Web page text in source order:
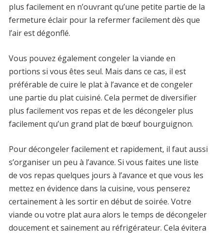
plus facilement en n’ouvrant qu’une petite partie de la
fermeture éclair pour la refermer facilement dès que
l’air est dégonflé.
Vous pouvez également congeler la viande en
portions si vous êtes seul. Mais dans ce cas, il est
préférable de cuire le plat à l’avance et de congeler
une partie du plat cuisiné. Cela permet de diversifier
plus facilement vos repas et de les décongeler plus
facilement qu’un grand plat de bœuf bourguignon.
Pour décongeler facilement et rapidement, il faut aussi
s’organiser un peu à l’avance. Si vous faites une liste
de vos repas quelques jours à l’avance et que vous les
mettez en évidence dans la cuisine, vous penserez
certainement à les sortir en début de soirée. Votre
viande ou votre plat aura alors le temps de décongeler
doucement et sainement au réfrigérateur. Cela évitera